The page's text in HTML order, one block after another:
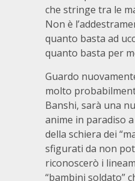
che stringe tra le
Non è
quanto basta ad
quanto basta per
Guardo
molto
Banshi, sarà una
anime in paradiso
della schiera dei
sfigurati da non
riconoscerò i
“bambini soldato”